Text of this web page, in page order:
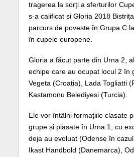
tragerea la sorți a sferturilor
s-a calificat și Gloria 2018
parcurs de poveste în Grupa C
în cupele europene.
Gloria a făcut parte din Urna 2,
echipe care au ocupat locul 2 în
Vegeta (Croația), Lada Togliatti
Kastamonu Belediyesi (Turcia).
Ele vor întâlni formațiile clasate
grupe și plasate în Urna 1, cu
deja au evoluat (Odense în
Ikast Handbold (Danemarca),